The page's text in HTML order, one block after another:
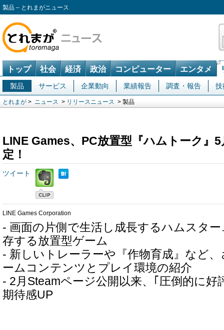
製品 – とれまがニュース
トップ 社会 経済 政治 コンピューター エンタメ
製品 サービス 企業動向 業績報告 調査・報告 技
とれまが > ニュース > リリースニュース > 製品
LINE Games、PC放置型『ハムトーク』
定！
ツイート
LINE Games Corporation
- 画面の片側で生活し成長するハムスタ
存する放置型ゲーム
- 新しいトレーラーや『作物育成』など
ームコンテンツとプレイ環境の紹介
- 2月Steamページ公開以来、｢圧倒的に好
期待感UP